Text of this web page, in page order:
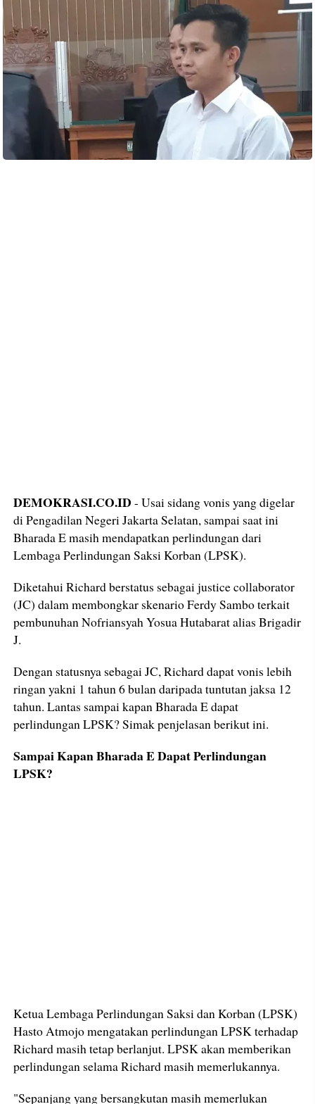
DEMOKRASI.CO.ID- Usai sidang vonis yang digelar
di Pengadilan Negeri Jakarta Selatan, sampai saat ini
Bharada E masih mendapatkan perlindungan dari
Lembaga Perlindungan Saksi Korban (LPSK).
Diketahui Richard berstatus sebagai justice collaborator
(JC) dalam membongkar skenario Ferdy Sambo terkait
pembunuhan Nofriansyah Yosua Hutabarat alias Brigadir
J.
Dengan statusnya sebagai JC, Richard dapat vonis lebih
ringan yakni 1 tahun 6 bulan daripada tuntutan jaksa 12
tahun. Lantas sampai kapan Bharada E dapat
perlindungan LPSK? Simak penjelasan berikut ini.
Sampai Kapan Bharada E Dapat Perlindungan
LPSK?
Ketua Lembaga Perlindungan Saksi dan Korban (LPSK)
Hasto Atmojo mengatakan perlindungan LPSK terhadap
Richard masih tetap berlanjut. LPSK akan memberikan
perlindungan selama Richard masih memerlukannya.
"Sepanjang yang bersangkutan masih memerlukan